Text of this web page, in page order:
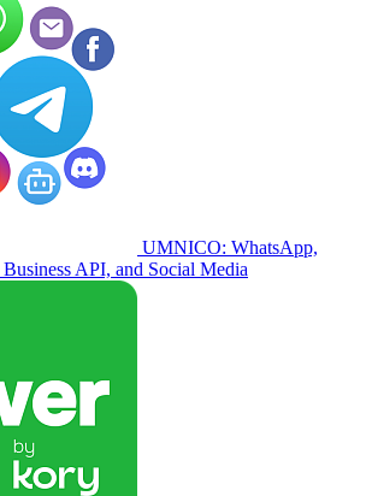
UMNICO: WhatsApp,
API, and Social Media